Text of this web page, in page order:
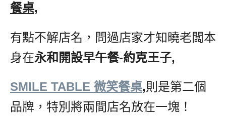
餐桌,
有點不解店名，問過店家才知曉老闆本
身在永和開設早午餐-約克王子,
SMILE TABLE 微笑餐桌,則是第二個
品牌，特別將兩間店名放在一塊！